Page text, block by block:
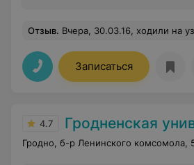
Отзыв. Вчера, 30.03.16, ходили на узи 1 триместра к Суховей Айне Джалаловне в Мед. центр Биомедика! Хочу сказать ей большое спасибо и порекомендовать как отличного врача! Нам Очень понравилось!!! Начиная со входа - очень вежливые администраторы на ресепшене. Мы приехали на час раньше и приготовились уже ждать (мы приехали из другого
Записаться
4.7 Гродненская
Гродно, б-р Ленинского комсомола,